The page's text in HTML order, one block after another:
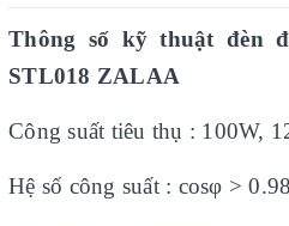
Thông số kỹ thuật đèn
STL018 ZALAA
Công suất tiêu thụ : 100W,
Hệ số công suất : cosφ > 0.98